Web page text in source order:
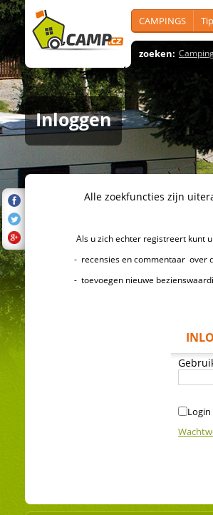
CAMPINGS
zoeken:
Inloggen
Alle zoekfuncties zijn
Als u zich echter registreert kunt u
- recensies en commentaar over de
- toevoegen nieuwe